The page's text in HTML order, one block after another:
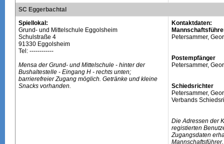
SC Eggerbachtal
Spiellokal:
Grund- und Mittelschule Eggolsheim
Schulstraße 4
91330 Eggolsheim
Tel: ------------
Mensa der Grund- und Mittelschule - hinter der
Bushaltestelle - Eingang H - rechts unten;
barrierefreier Zugang möglich. Getränke und kleine
Snacks vorhanden.
Kontaktdaten:
Petersammer,
Postempfänger
Petersammer,
Schiedsrichter
Petersammer,
Verbands
Die Adressen der
registierten
Zugangsdaten
Mannschaftsführer.